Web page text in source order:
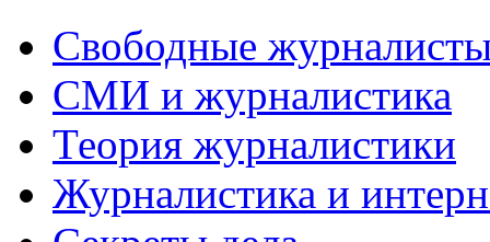
Свободные
СМИ и журналистика
Теория журналистики
Журналистика и